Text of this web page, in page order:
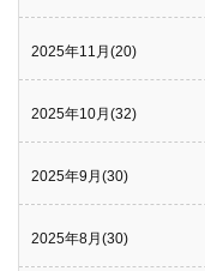
2025年11月(20)
2025年10月(32)
2025年9月(30)
2025年8月(30)